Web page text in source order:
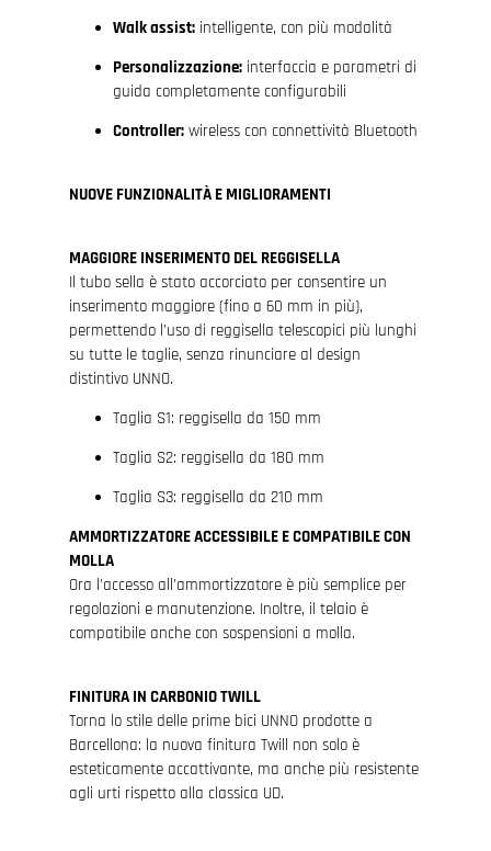
Walk assist:intelligente, con più modalità
Personalizzazione:interfaccia e parametri di
guida completamente configurabili
Controller:wireless con connettività Bluetooth
NUOVE FUNZIONALITÀ E MIGLIORAMENTI
MAGGIORE INSERIMENTO DEL REGGISELLA
Il tubo sella è stato accorciato per consentire un
inserimento maggiore (fino a 60 mm in più),
permettendo l’uso di reggisella telescopici più lunghi
su tutte le taglie, senza rinunciare al design
distintivo UNNO.
Taglia S1: reggisella da 150 mm
Taglia S2: reggisella da 180 mm
Taglia S3: reggisella da 210 mm
AMMORTIZZATORE ACCESSIBILE E COMPATIBILE CON
MOLLA
Ora l’accesso all’ammortizzatore è più semplice per
regolazioni e manutenzione. Inoltre, il telaio è
compatibile anche con sospensioni a molla.
FINITURA IN CARBONIO TWILL
Torna lo stile delle prime bici UNNO prodotte a
Barcellona: la nuova finitura Twill non solo è
esteticamente accattivante, ma anche più resistente
agli urti rispetto alla classica UD.